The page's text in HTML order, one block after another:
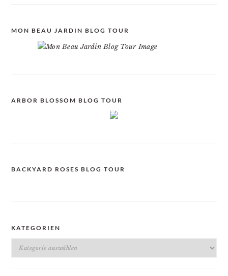
MON BEAU JARDIN BLOG TOUR
ARBOR BLOSSOM BLOG TOUR
BACKYARD ROSES BLOG TOUR
KATEGORIEN
Kategorien